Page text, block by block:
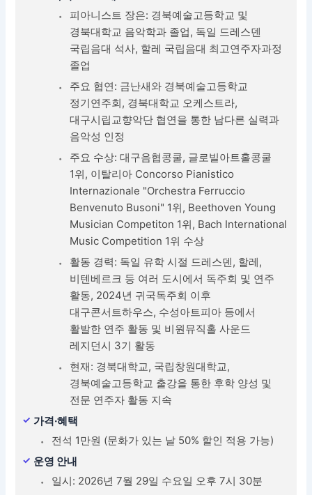
피아니스트 장은: 경북예술고등학교 및
경북대학교 음악학과 졸업, 독일 드레스덴
국립음대 석사, 할레 국립음대 최고연주자과정
졸업
주요 협연: 금난새와 경북예술고등학교
정기연주회, 경북대학교 오케스트라,
대구시립교향악단 협연을 통한 남다른 실력과
음악성 인정
주요 수상: 대구음협콩쿨, 글로빌아트홀콩쿨
1위, 이탈리아 Concorso Pianistico
Internazionale "Orchestra Ferruccio
Benvenuto Busoni" 1위, Beethoven Young
Musician Competiton 1위, Bach International
Music Competition 1위 수상
활동 경력: 독일 유학 시절 드레스덴, 할레,
비텐베르크 등 여러 도시에서 독주회 및 연주
활동, 2024년 귀국독주회 이후
대구콘서트하우스, 수성아트피아 등에서
활발한 연주 활동 및 비원뮤직홀 사운드
레지던시 3기 활동
현재: 경북대학교, 국립창원대학교,
경북예술고등학교 출강을 통한 후학 양성 및
전문 연주자 활동 지속
가격·혜택
전석 1만원 (문화가 있는 날 50% 할인 적용 가능)
운영 안내
일시: 2026년 7월 29일 수요일 오후 7시 30분